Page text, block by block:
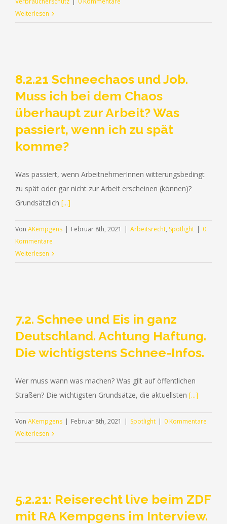
Weiterlesen
8.2.21 Schneechaos und Job.
Muss ich bei dem Chaos
überhaupt zur Arbeit? Was
passiert, wenn ich zu spät
komme?
Was passiert, wenn ArbeitnehmerInnen witterungsbedingt
zu spät oder gar nicht zur Arbeit erscheinen (können)?
Grundsätzlich [...]
Von AKempgens | Februar 8th, 2021 | Arbeitsrecht, Spotlight | 0
Kommentare
Weiterlesen
7.2. Schnee und Eis in ganz
Deutschland. Achtung Haftung.
Die wichtigstens Schnee-Infos.
Wer muss wann was machen? Was gilt auf öffentlichen
Straßen? Die wichtigsten Grundsätze, die aktuellsten [...]
Von AKempgens | Februar 8th, 2021 | Spotlight | 0 Kommentare
Weiterlesen
5.2.21: Reiserecht live beim ZDF
mit RA Kempgens im Interview.